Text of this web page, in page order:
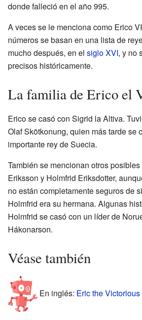
donde falleció en el año 995.
A veces se le menciona como Erico
números se basan en una lista de
mucho después, en el siglo XVI, y no
precisos históricamente.
La familia de Erico el
Erico se casó con Sigrid la Altiva.
Olaf Skötkonung, quien más tarde se
importante rey de Suecia.
También se mencionan otros
Eriksson y Holmfrid Eriksdotter,
no están completamente seguros de
Holmfrid era su hermana. Algunas
Holmfrid se casó con un líder de
Hákonarson.
Véase también
En inglés: Eric the